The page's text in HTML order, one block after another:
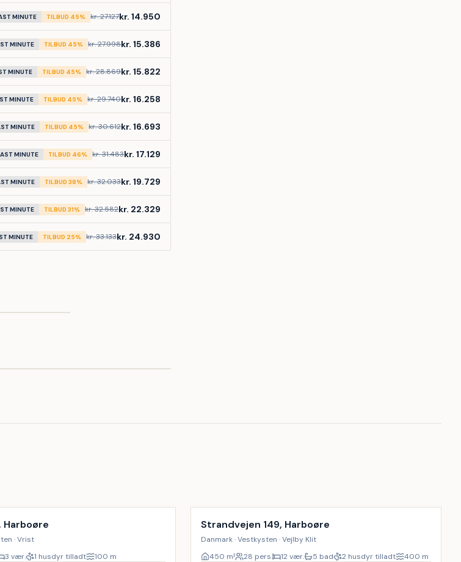
MINUTE TILBUD 45% kr. 27.127kr. 14.950
MINUTE TILBUD 45% kr. 27.998kr. 15.386
MINUTE TILBUD 45% kr. 28.869kr. 15.822
MINUTE TILBUD 45% kr. 29.740kr. 16.258
MINUTE TILBUD 45% kr. 30.612kr. 16.693
MINUTE TILBUD 46% kr. 31.483kr. 17.129
MINUTE TILBUD 38% kr. 32.033kr. 19.729
MINUTE TILBUD 31% kr. 32.582kr. 22.329
MINUTE TILBUD 25% kr. 33.133kr. 24.930
Harboøre
· Vrist
3 vær. 1 husdyr tilladt 100 m
Strandvejen 149, Harboøre
Danmark · Vestkysten · Vejlby Klit
450 m² 28 pers. 12 vær. 5 bad 2 husdyr tilladt 400 m